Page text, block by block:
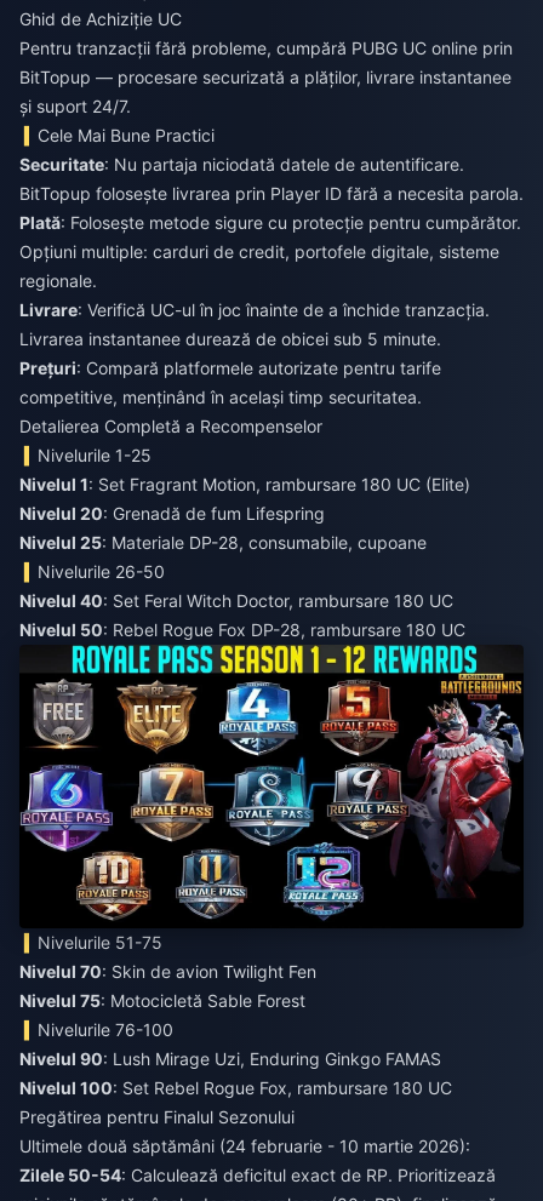
Ghid de Achiziție UC
Pentru tranzacții fără probleme, cumpără PUBG UC online prin
BitTopup — procesare securizată a plăților, livrare instantanee
și suport 24/7.
Cele Mai Bune Practici
Securitate: Nu partaja niciodată datele de autentificare.
BitTopup folosește livrarea prin Player ID fără a necesita parola.
Plată: Folosește metode sigure cu protecție pentru cumpărător.
Opțiuni multiple: carduri de credit, portofele digitale, sisteme
regionale.
Livrare: Verifică UC-ul în joc înainte de a închide tranzacția.
Livrarea instantanee durează de obicei sub 5 minute.
Prețuri: Compară platformele autorizate pentru tarife
competitive, menținând în același timp securitatea.
Detalierea Completă a Recompenselor
Nivelurile 1-25
Nivelul 1: Set Fragrant Motion, rambursare 180 UC (Elite)
Nivelul 20: Grenadă de fum Lifespring
Nivelul 25: Materiale DP-28, consumabile, cupoane
Nivelurile 26-50
Nivelul 40: Set Feral Witch Doctor, rambursare 180 UC
Nivelul 50: Rebel Rogue Fox DP-28, rambursare 180 UC
Nivelurile 51-75
Nivelul 70: Skin de avion Twilight Fen
Nivelul 75: Motocicletă Sable Forest
Nivelurile 76-100
Nivelul 90: Lush Mirage Uzi, Enduring Ginkgo FAMAS
Nivelul 100: Set Rebel Rogue Fox, rambursare 180 UC
Pregătirea pentru Finalul Sezonului
Ultimele două săptămâni (24 februarie - 10 martie 2026):
Zilele 50-54: Calculează deficitul exact de RP. Prioritizează